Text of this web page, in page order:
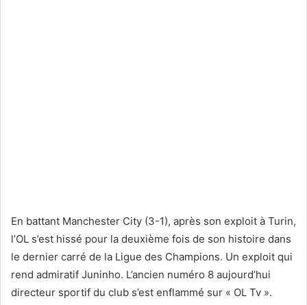
En battant Manchester City (3-1), après son exploit à Turin,
l’OL s’est hissé pour la deuxième fois de son histoire dans
le dernier carré de la Ligue des Champions. Un exploit qui
rend admiratif Juninho. L’ancien numéro 8 aujourd’hui
directeur sportif du club s’est enflammé sur « OL Tv ».